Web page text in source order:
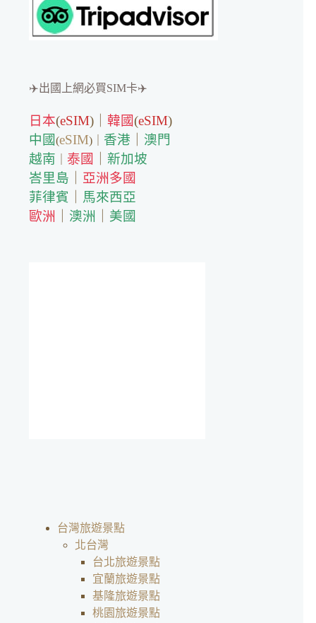
✈️出國上網必買SIM卡✈️
日本(eSIM)｜ 韓國(eSIM)
中國(eSIM)｜ 香港
澳門
越南
泰國
新加坡
峇里島
亞洲多國
菲律賓
馬來西亞
歐洲
澳洲 美國
台灣旅遊景點
北台灣
台北旅遊景點
宜蘭旅遊景點
基隆旅遊景點
桃園旅遊景點